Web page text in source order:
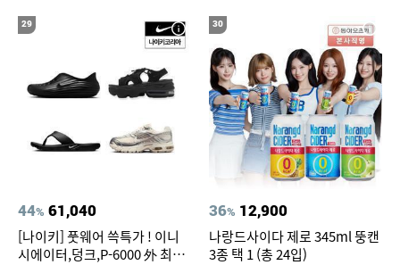
29
44% 61,040
[나이키] 풋웨어 쓱특가 ! 이니
시에이터,덩크,P-6000 外 최대
30
36% 12,900
나랑드사이다 제로 345ml 뚱캔
3종 택 1 (총 24입)